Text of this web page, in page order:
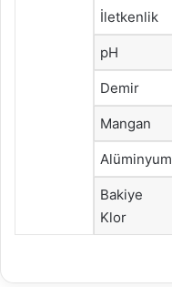
İletkenlik
pH
Demir
Mangan
Alüminyum
Bakiye
Klor